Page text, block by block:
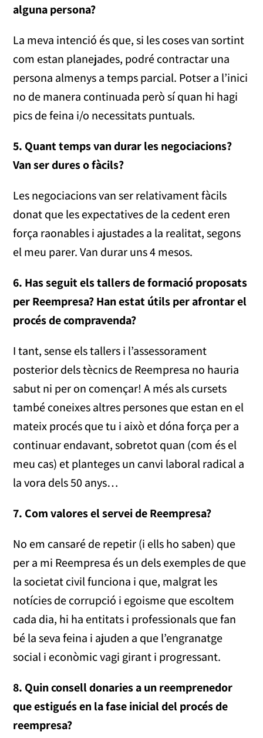
alguna persona?
La meva intenció és que, si les coses van sortint
com estan planejades, podré contractar una
persona almenys a temps parcial. Potser a l’inici
no de manera continuada però sí quan hi hagi
pics de feina i/o necessitats puntuals.
5. Quant temps van durar les negociacions?
Van ser dures o fàcils?
Les negociacions van ser relativament fàcils
donat que les expectatives de la cedent eren
força raonables i ajustades a la realitat, segons
el meu parer. Van durar uns 4 mesos.
6. Has seguit els tallers de formació proposats
per Reempresa? Han estat útils per afrontar el
procés de compravenda?
I tant, sense els tallers i l’assessorament
posterior dels tècnics de Reempresa no hauria
sabut ni per on començar! A més als cursets
també coneixes altres persones que estan en el
mateix procés que tu i això et dóna força per a
continuar endavant, sobretot quan (com és el
meu cas) et planteges un canvi laboral radical a
la vora dels 50 anys…
7. Com valores el servei de Reempresa?
No em cansaré de repetir (i ells ho saben) que
per a mi Reempresa és un dels exemples de que
la societat civil funciona i que, malgrat les
notícies de corrupció i egoisme que escoltem
cada dia, hi ha entitats i professionals que fan
bé la seva feina i ajuden a que l’engranatge
social i econòmic vagi girant i progressant.
8. Quin consell donaries a un reemprenedor
que estigués en la fase inicial del procés de
reempresa?